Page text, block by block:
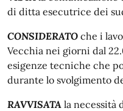
di ditta esecutrice dei
CONSIDERATO che i
Vecchia nei giorni dal
esigenze tecniche che
durante lo svolgimento
RAVVISATA la necessità